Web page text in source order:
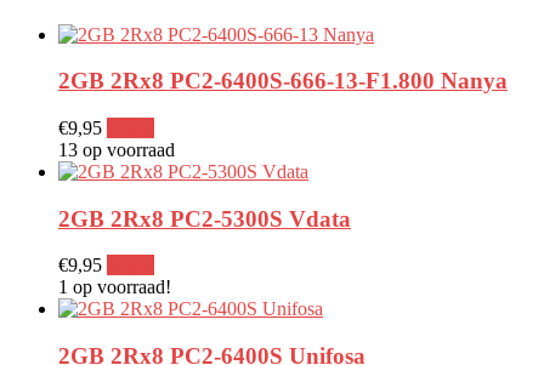
2GB 2Rx8 PC2-6400S-666-13-F1.800 Nanya
€9,95
13 op voorraad
2GB 2Rx8 PC2-5300S Vdata
€9,95
1 op voorraad!
2GB 2Rx8 PC2-6400S Unifosa